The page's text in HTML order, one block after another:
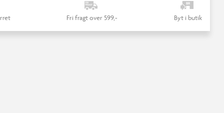
Fri fragt over 599,- Byt i butik